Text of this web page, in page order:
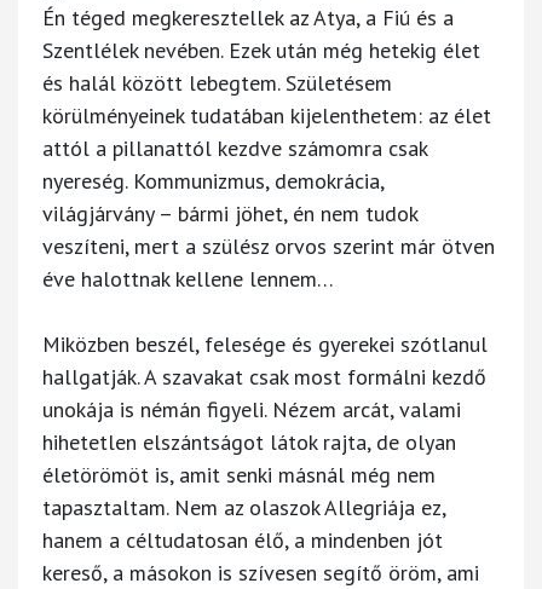
Én téged megkeresztellek az Atya, a Fiú és a
Szentlélek nevében. Ezek után még hetekig élet
és halál között lebegtem. Születésem
körülményeinek tudatában kijelenthetem: az élet
attól a pillanattól kezdve számomra csak
nyereség. Kommunizmus, demokrácia,
világjárvány – bármi jöhet, én nem tudok
veszíteni, mert a szülész orvos szerint már ötven
éve halottnak kellene lennem…
Miközben beszél, felesége és gyerekei szótlanul
hallgatják. A szavakat csak most formálni kezdő
unokája is némán figyeli. Nézem arcát, valami
hihetetlen elszántságot látok rajta, de olyan
életörömöt is, amit senki másnál még nem
tapasztaltam. Nem az olaszok Allegriája ez,
hanem a céltudatosan élő, a mindenben jót
kereső, a másokon is szívesen segítő öröm, ami